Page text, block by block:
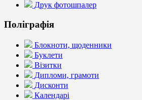
Друк фотошпалер
Поліграфія
Блокноти, щоденники
Буклети
Візитки
Дипломи, грамоти
Дисконти
Календарі